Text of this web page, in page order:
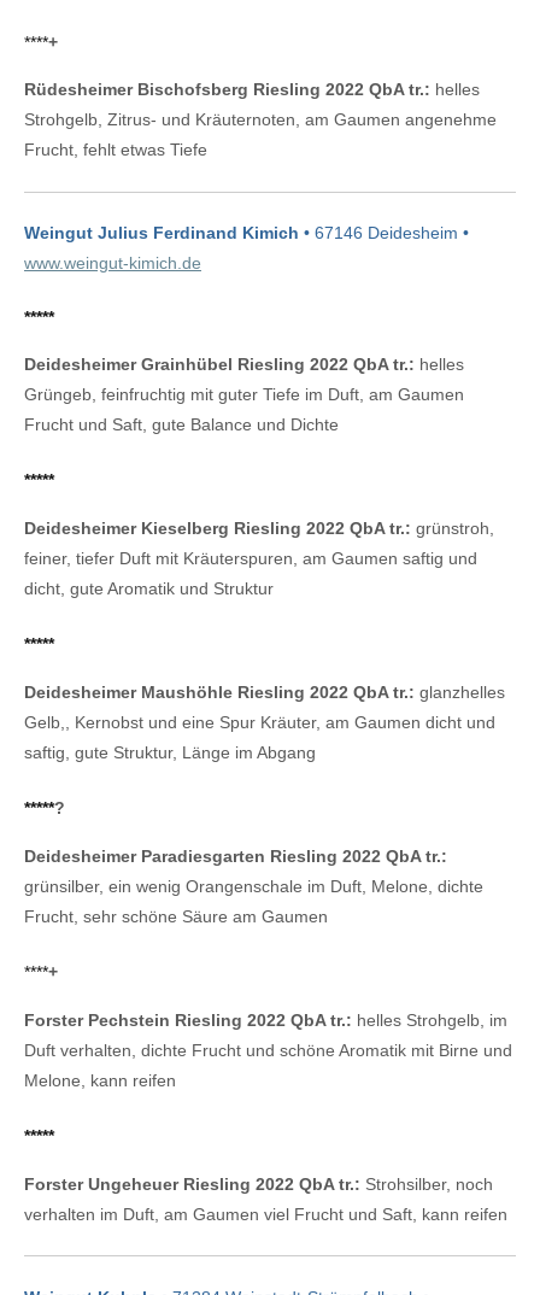
****+
Rüdesheimer Bischofsberg Riesling 2022 QbA tr.: helles
Strohgelb, Zitrus- und Kräuternoten, am Gaumen angenehme
Frucht, fehlt etwas Tiefe
Weingut Julius Ferdinand Kimich • 67146 Deidesheim •
www.weingut-kimich.de
*****
Deidesheimer Grainhübel Riesling 2022 QbA tr.: helles
Grüngeb, feinfruchtig mit guter Tiefe im Duft, am Gaumen
Frucht und Saft, gute Balance und Dichte
*****
Deidesheimer Kieselberg Riesling 2022 QbA tr.: grünstroh,
feiner, tiefer Duft mit Kräuterspuren, am Gaumen saftig und
dicht, gute Aromatik und Struktur
*****
Deidesheimer Maushöhle Riesling 2022 QbA tr.: glanzhelles
Gelb,, Kernobst und eine Spur Kräuter, am Gaumen dicht und
saftig, gute Struktur, Länge im Abgang
*****?
Deidesheimer Paradiesgarten Riesling 2022 QbA tr.:
grünsilber, ein wenig Orangenschale im Duft, Melone, dichte
Frucht, sehr schöne Säure am Gaumen
****+
Forster Pechstein Riesling 2022 QbA tr.: helles Strohgelb, im
Duft verhalten, dichte Frucht und schöne Aromatik mit Birne und
Melone, kann reifen
*****
Forster Ungeheuer Riesling 2022 QbA tr.: Strohsilber, noch
verhalten im Duft, am Gaumen viel Frucht und Saft, kann reifen